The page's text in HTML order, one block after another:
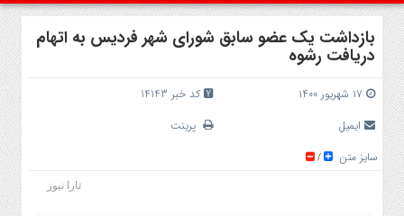
بازداشت یک عضو سابق شورای شهر فردیس به اتهام
دریافت رشوه
۱۷ شهریور ۱۴۰۰
کد خبر 14143
ایمیل
پرینت
سایز متن
/
تارا نیوز